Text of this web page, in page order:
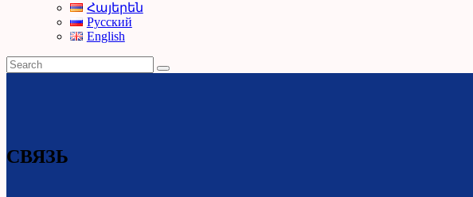
Հայերեն
Русский
English
СВЯЗЬ